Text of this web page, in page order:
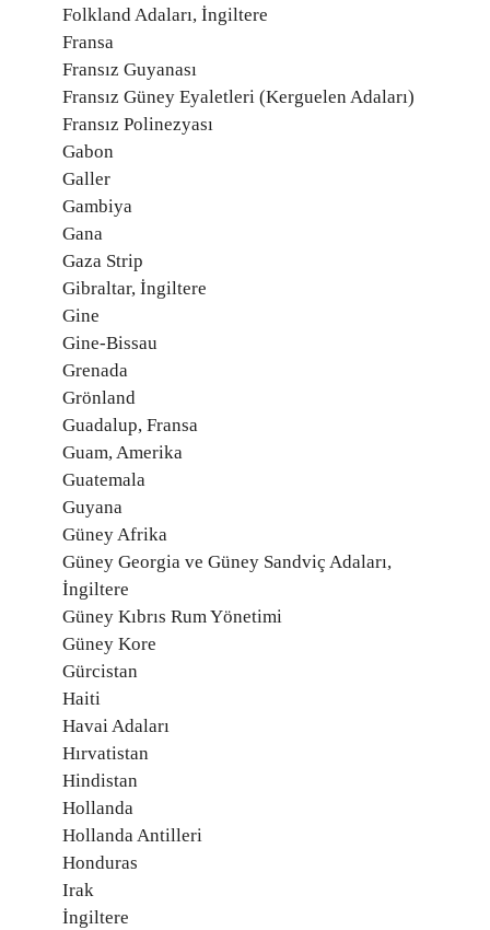
Folkland Adaları, İngiltere
Fransa
Fransız Guyanası
Fransız Güney Eyaletleri (Kerguelen Adaları)
Fransız Polinezyası
Gabon
Galler
Gambiya
Gana
Gaza Strip
Gibraltar, İngiltere
Gine
Gine-Bissau
Grenada
Grönland
Guadalup, Fransa
Guam, Amerika
Guatemala
Guyana
Güney Afrika
Güney Georgia ve Güney Sandviç Adaları,
İngiltere
Güney Kıbrıs Rum Yönetimi
Güney Kore
Gürcistan
Haiti
Havai Adaları
Hırvatistan
Hindistan
Hollanda
Hollanda Antilleri
Honduras
Irak
İngiltere